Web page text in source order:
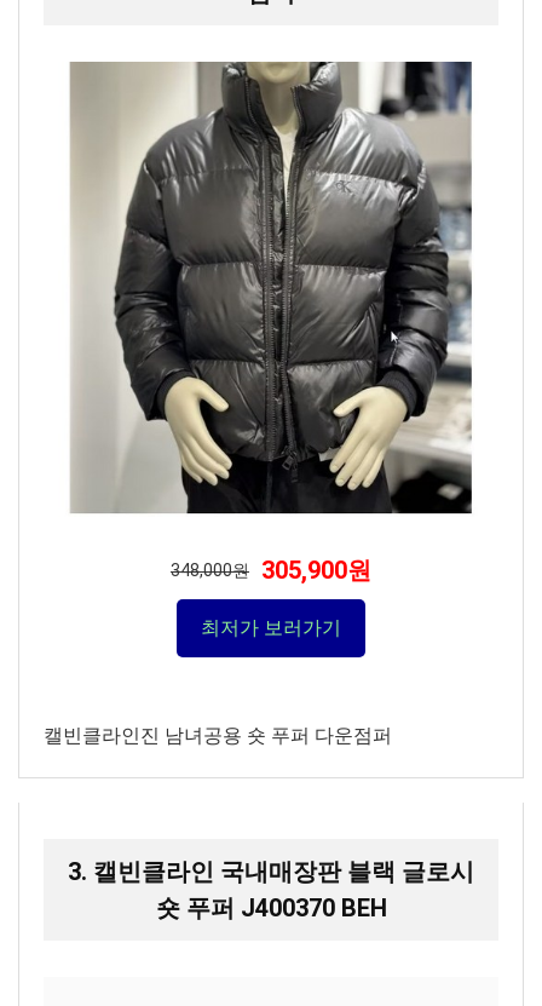
348,000원 305,900원
최저가 보러가기
캘빈클라인진 남녀공용 숏 푸퍼 다운점퍼
3. 캘빈클라인 국내매장판 블랙 글로시
숏 푸퍼 J400370 BEH